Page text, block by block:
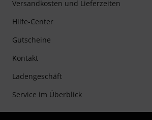
Versandkosten und Lieferzeiten
Hilfe-Center
Gutscheine
Kontakt
Ladengeschäft
Service im Überblick